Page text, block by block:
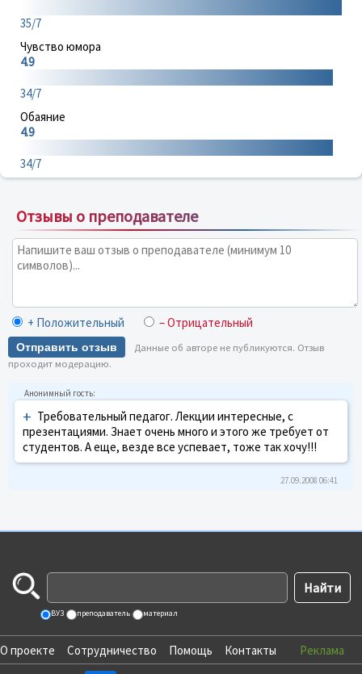
35/7
Чувство юмора
4.9
34/7
Обаяние
4.9
34/7
Отзывы о преподавателе
+ Положительный – Отрицательный
Отправить отзыв
Данные об авторе не публикуются. Отзыв
проходит модерацию.
+ Требовательный педагог. Лекции интересные, с
презентациями. Знает очень много и этого же требует от
студентов. А еще, везде все успевает, тоже так хочу!!!
27.09.2008 06:41
ВУЗ преподаватель материал
О проекте Сотрудничество Помощь Контакты Реклама